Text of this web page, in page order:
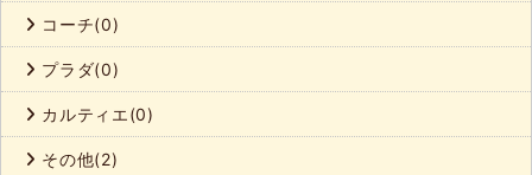
コーチ(0)
プラダ(0)
カルティエ(0)
その他(2)